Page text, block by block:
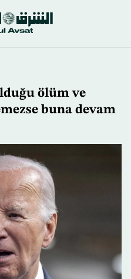
ölüm ve
buna devam